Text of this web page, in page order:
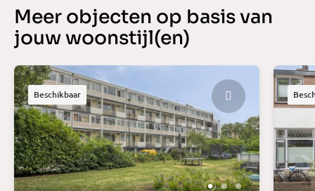
Meer objecten op basis van
jouw woonstijl(en)
Beschikbaar